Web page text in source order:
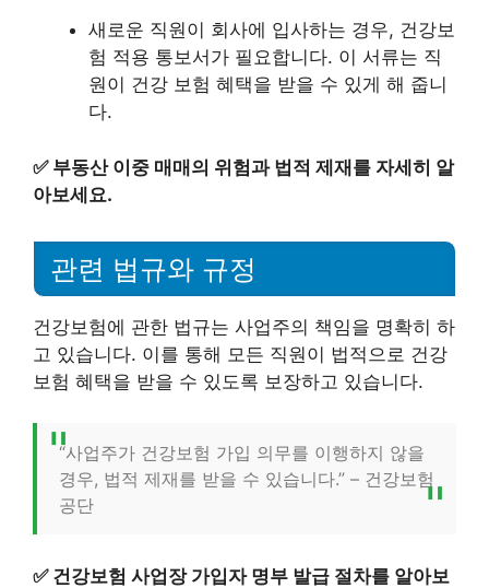
새로운 직원이 회사에 입사하는 경우, 건강보
험 적용 통보서가 필요합니다. 이 서류는 직
원이 건강 보험 혜택을 받을 수 있게 해 줍니
다.
✅ 부동산 이중 매매의 위험과 법적 제재를 자세히 알
아보세요.
관련 법규와 규정
건강보험에 관한 법규는 사업주의 책임을 명확히 하
고 있습니다. 이를 통해 모든 직원이 법적으로 건강
보험 혜택을 받을 수 있도록 보장하고 있습니다.
“사업주가 건강보험 가입 의무를 이행하지 않을
경우, 법적 제재를 받을 수 있습니다.” – 건강보험
공단
✅ 건강보험 사업장 가입자 명부 발급 절차를 알아보